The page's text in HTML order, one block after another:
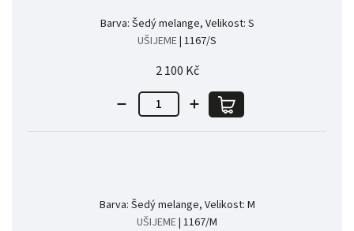
Barva: Šedý melange, Velikost: S
UŠIJEME| 1167/S
2 100 Kč
Barva: Šedý melange, Velikost: M
UŠIJEME| 1167/M